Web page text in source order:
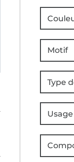
Motif
Type
Usage